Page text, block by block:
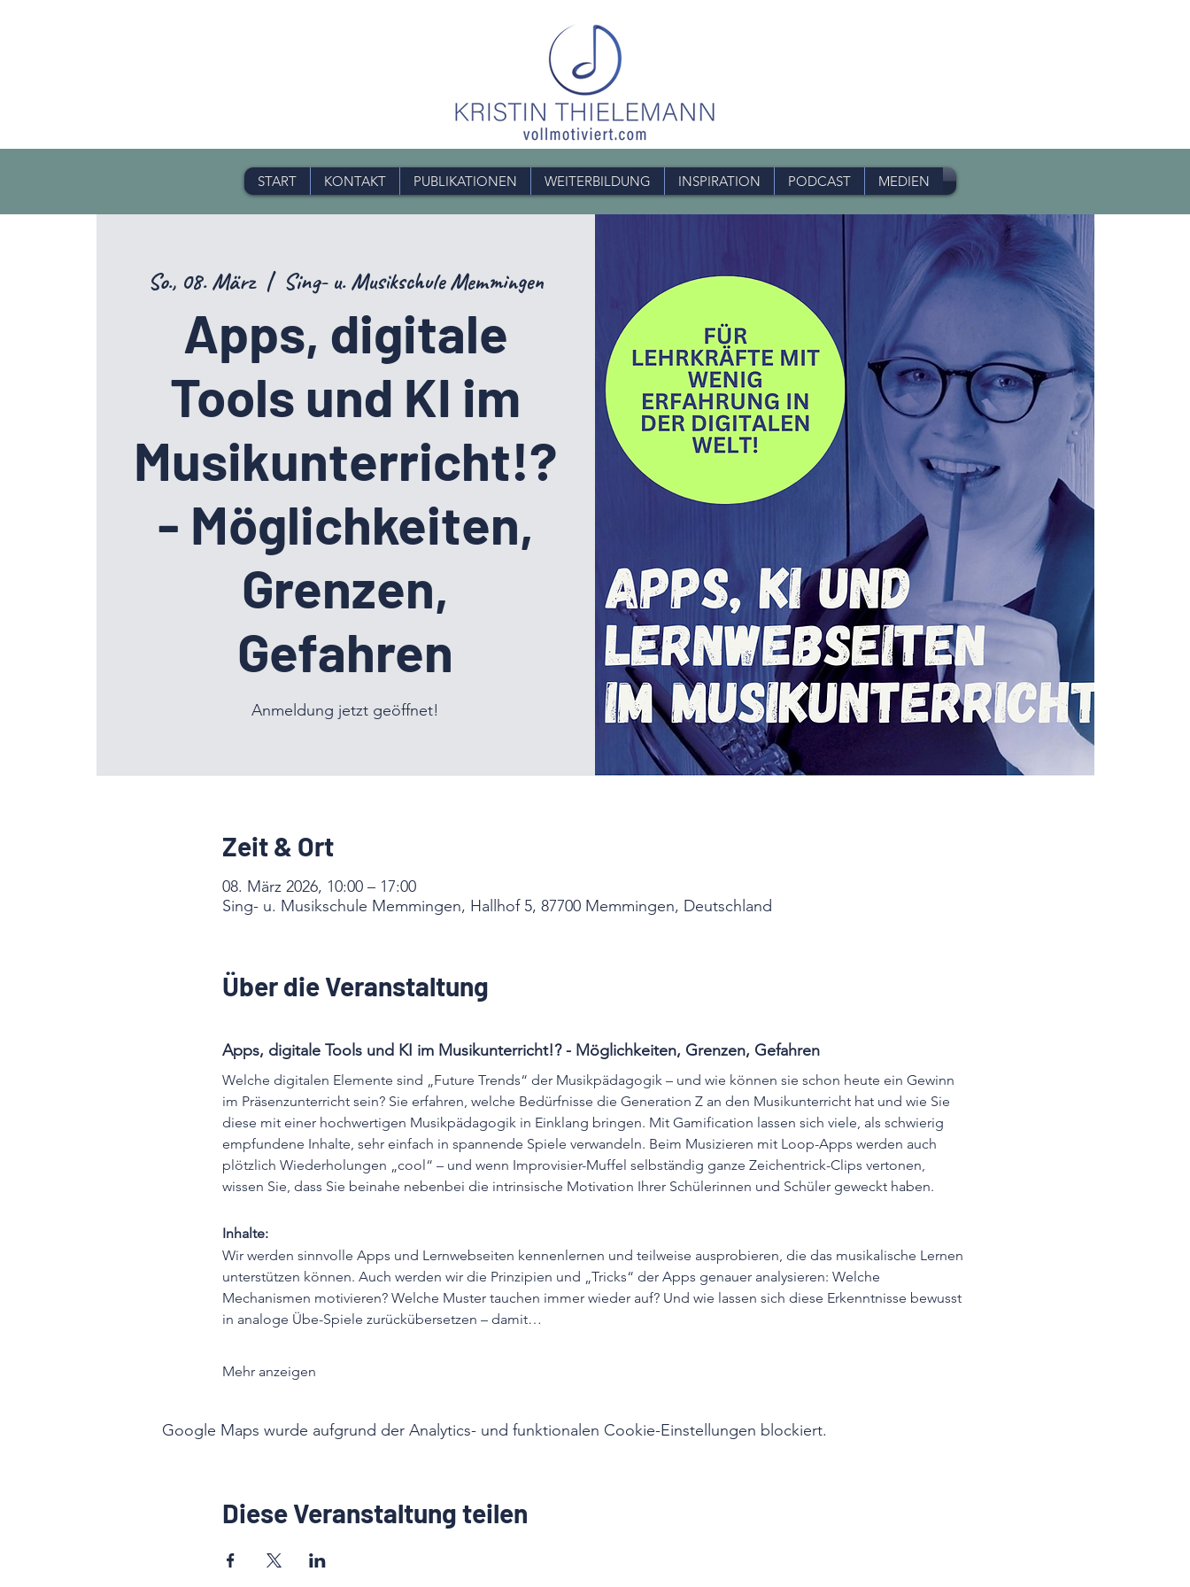
START KONTAKT PUBLIKATIONEN WEITERBILDUNG INSPIRATION PODCAST MEDIEN
So., 08. März
  |
Sing- u. Musikschule Memmingen
Apps, digitale
Tools und KI im
Musikunterricht!?
- Möglichkeiten,
Grenzen,
Gefahren
Anmeldung jetzt geöffnet!
Zeit & Ort
08. März 2026, 10:00 – 17:00
Sing- u. Musikschule Memmingen, Hallhof 5, 87700 Memmingen, Deutschland
Über die Veranstaltung
Apps, digitale Tools und KI im Musikunterricht!? - Möglichkeiten, Grenzen, Gefahren
Welche digitalen Elemente sind „Future Trends“ der Musikpädagogik – und wie können sie schon heute ein Gewinn
im Präsenzunterricht sein? Sie erfahren, welche Bedürfnisse die Generation Z an den Musikunterricht hat und wie Sie
diese mit einer hochwertigen Musikpädagogik in Einklang bringen. Mit Gamification lassen sich viele, als schwierig
empfundene Inhalte, sehr einfach in spannende Spiele verwandeln. Beim Musizieren mit Loop-Apps werden auch
plötzlich Wiederholungen „cool“ – und wenn Improvisier-Muffel selbständig ganze Zeichentrick-Clips vertonen,
wissen Sie, dass Sie beinahe nebenbei die intrinsische Motivation Ihrer Schülerinnen und Schüler geweckt haben.
Inhalte:
Wir werden sinnvolle Apps und Lernwebseiten kennenlernen und teilweise ausprobieren, die das musikalische Lernen
unterstützen können. Auch werden wir die Prinzipien und „Tricks“ der Apps genauer analysieren: Welche
Mechanismen motivieren? Welche Muster tauchen immer wieder auf? Und wie lassen sich diese Erkenntnisse bewusst
in analoge Übe-Spiele zurückübersetzen – damit…
Mehr anzeigen
Google Maps wurde aufgrund der Analytics- und funktionalen Cookie-Einstellungen blockiert.
Diese Veranstaltung teilen